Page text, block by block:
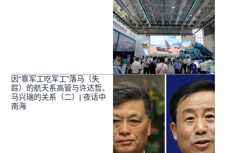
因“靠军工吃军工”落马（失
踪）的航天系高管与许达哲、
马兴瑞的关系（二）| 夜话中
南海